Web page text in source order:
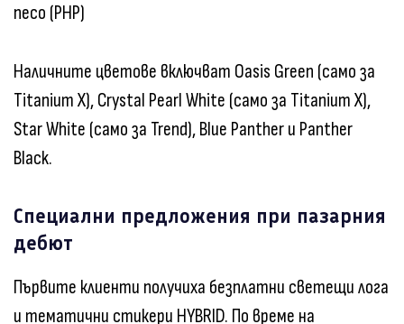
песо (PHP)
Наличните цветове включват Oasis Green (само за
Titanium X), Crystal Pearl White (само за Titanium X),
Star White (само за Trend), Blue Panther и Panther
Black.
Специални предложения при пазарния
дебют
Първите клиенти получиха безплатни светещи лога
и тематични стикери HYBRID. По време на